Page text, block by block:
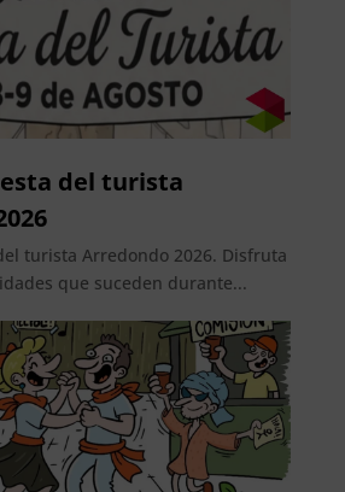
del turista
turista Arredondo 2026. Disfruta
que suceden durante...